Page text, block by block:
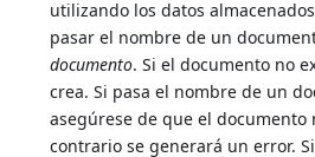
utilizando los datos
pasar el nombre de un
documento. Si el documento no
crea. Si pasa el nombre de un
asegúrese de que el documento
contrario se generará un error.